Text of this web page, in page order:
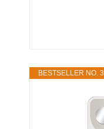
BESTSELLER NO. 3